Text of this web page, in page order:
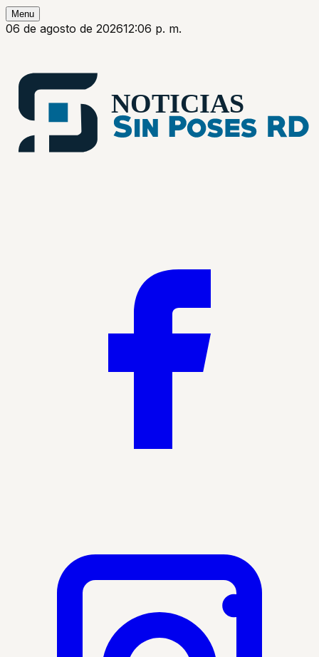
Menu
06 de agosto de 202612:06 p. m.